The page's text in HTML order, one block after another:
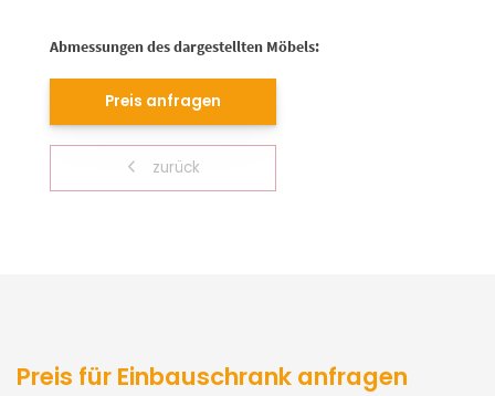
Abmessungen des dargestellten Möbels:
Preis anfragen
zurück
Preis für Einbauschrank anfragen